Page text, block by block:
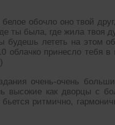
белое обочло оно твой
ты была, где жила твоя
будешь лететь на этом
облачко принесло тебя
очень-очень
высокие как дворцы с
ритмично,